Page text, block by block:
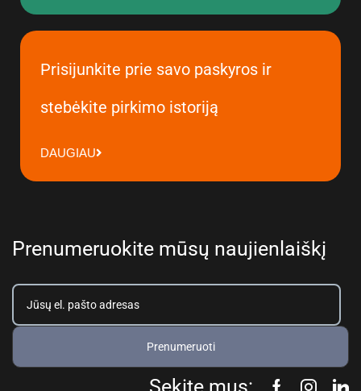
Prisijunkite prie savo paskyros ir
stebėkite pirkimo istoriją
DAUGIAU
Prenumeruokite mūsų naujienlaiškį
Prenumeruoti